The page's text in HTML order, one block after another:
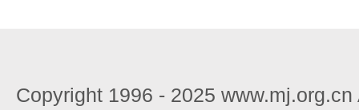
Copyright 1996 - 2025